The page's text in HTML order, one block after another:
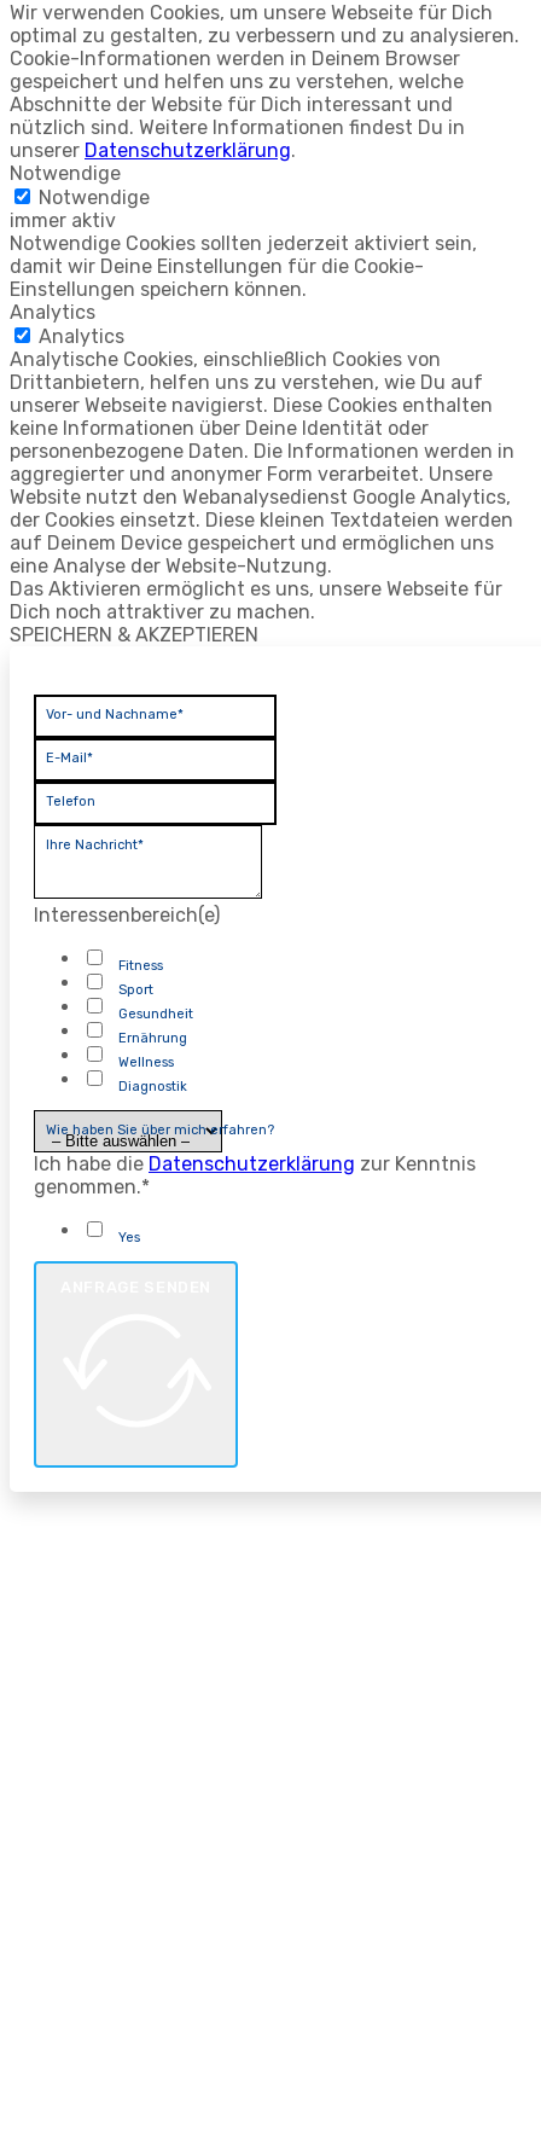
Wir verwenden Cookies, um unsere Webseite für Dich
optimal zu gestalten, zu verbessern und zu analysieren.
Cookie-Informationen werden in Deinem Browser
gespeichert und helfen uns zu verstehen, welche
Abschnitte der Website für Dich interessant und
nützlich sind. Weitere Informationen findest Du in
unserer Datenschutzerklärung.
Notwendige
Notwendige
immer aktiv
Notwendige Cookies sollten jederzeit aktiviert sein,
damit wir Deine Einstellungen für die Cookie-
Einstellungen speichern können.
Analytics
Analytics
Analytische Cookies, einschließlich Cookies von
Drittanbietern, helfen uns zu verstehen, wie Du auf
unserer Webseite navigierst. Diese Cookies enthalten
keine Informationen über Deine Identität oder
personenbezogene Daten. Die Informationen werden in
aggregierter und anonymer Form verarbeitet. Unsere
Website nutzt den Webanalysedienst Google Analytics,
der Cookies einsetzt. Diese kleinen Textdateien werden
auf Deinem Device gespeichert und ermöglichen uns
eine Analyse der Website-Nutzung.
Das Aktivieren ermöglicht es uns, unsere Webseite für
Dich noch attraktiver zu machen.
SPEICHERN & AKZEPTIEREN
Vor- und Nachname*
E-Mail*
Telefon
Ihre Nachricht*
Interessenbereich(e)
Fitness
Sport
Gesundheit
Ernährung
Wellness
Diagnostik
Wie haben Sie über mich erfahren?
Ich habe die Datenschutzerklärung zur Kenntnis
genommen.*
Yes